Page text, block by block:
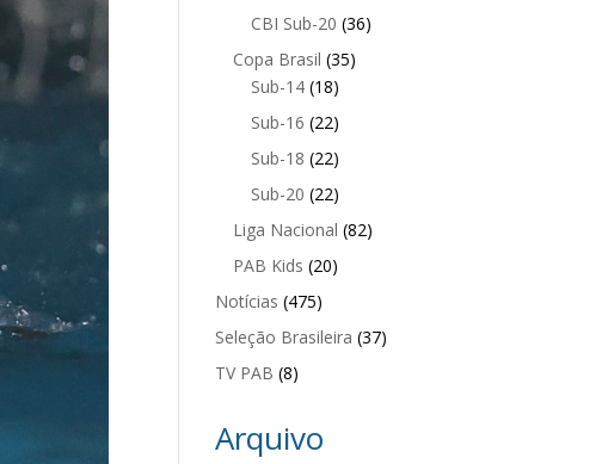
CBI Sub-20 (36)
Copa Brasil (35)
Sub-14 (18)
Sub-16 (22)
Sub-18 (22)
Sub-20 (22)
Liga Nacional (82)
PAB Kids (20)
Notícias (475)
Seleção Brasileira (37)
TV PAB (8)
Arquivo